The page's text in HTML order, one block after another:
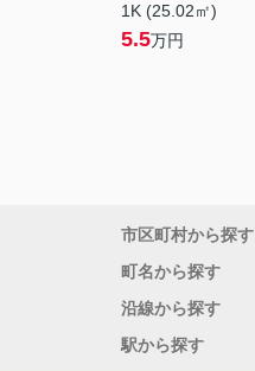
1K (25.02㎡)
5.5万円
市区町村から探す
町名から探す
沿線から探す
駅から探す